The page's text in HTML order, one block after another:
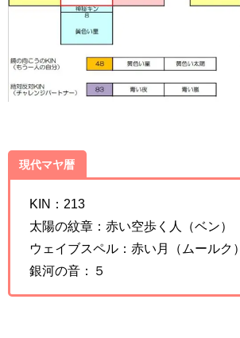
現代マヤ暦
KIN：213
太陽の紋章：赤い空歩く人（ベン）
ウェイブスペル：赤い月（ムールク）
銀河の音：５